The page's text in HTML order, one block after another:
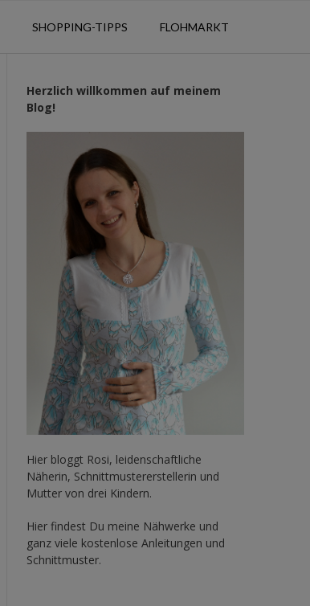
SHOPPING-TIPPS FLOHMARKT
Herzlich willkommen auf meinem
Blog!
Hier bloggt Rosi, leidenschaftliche
Näherin, Schnittmustererstellerin und
Mutter von drei Kindern.
Hier findest Du meine Nähwerke und
ganz viele kostenlose Anleitungen und
Schnittmuster.